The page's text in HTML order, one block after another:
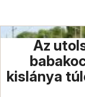
Az
kislánya